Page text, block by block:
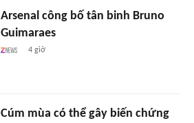
Arsenal công bố tân binh Bruno
Guimaraes
4 giờ
Cúm mùa có thể gây biến chứng